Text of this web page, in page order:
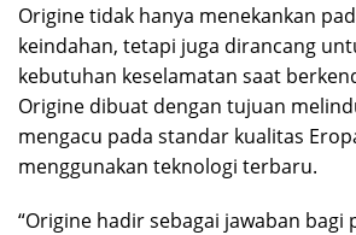
Origine tidak hanya menekankan
keindahan, tetapi juga dirancang
kebutuhan keselamatan saat
Origine dibuat dengan tujuan
mengacu pada standar kualitas
menggunakan teknologi terbaru.
“Origine hadir sebagai jawaban bagi